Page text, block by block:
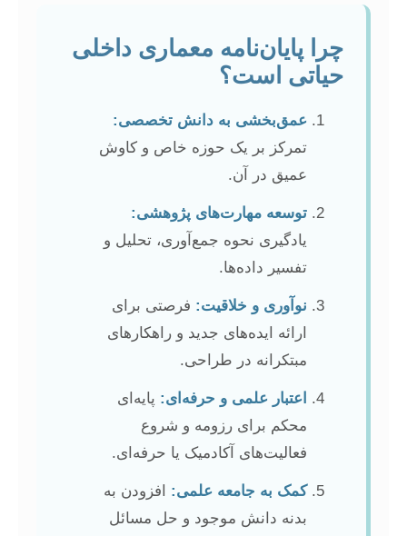
چرا پایان‌نامه معماری داخلی
حیاتی است؟
عمق‌بخشی به دانش تخصصی:
تمرکز بر یک حوزه خاص و کاوش
عمیق در آن.
توسعه مهارت‌های پژوهشی:
یادگیری نحوه جمع‌آوری، تحلیل و
تفسیر داده‌ها.
نوآوری و خلاقیت: فرصتی برای
ارائه ایده‌های جدید و راهکارهای
مبتکرانه در طراحی.
اعتبار علمی و حرفه‌ای: پایه‌ای
محکم برای رزومه و شروع
فعالیت‌های آکادمیک یا حرفه‌ای.
کمک به جامعه علمی: افزودن به
بدنه دانش موجود و حل مسائل